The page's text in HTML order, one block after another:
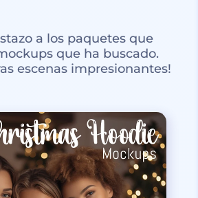
a los paquetes que
que ha buscado.
escenas impresionantes!